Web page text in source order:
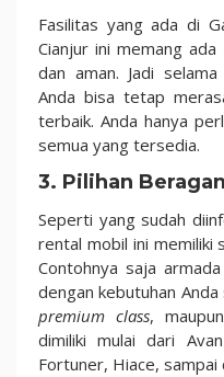
Fasilitas yang ada di
Cianjur ini memang
dan aman. Jadi
Anda bisa tetap
terbaik. Anda hanya
semua yang tersedia.
3. Pilihan
Seperti yang sudah
rental mobil ini memiliki
Contohnya saja
dengan kebutuhan
premium class,
dimiliki mulai dari
Fortuner, Hiace, sampai